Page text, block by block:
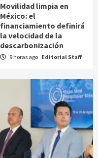
Movilidad limpia en
México: el
financiamiento definirá
la velocidad de la
descarbonización
9 horas ago Editorial Staff